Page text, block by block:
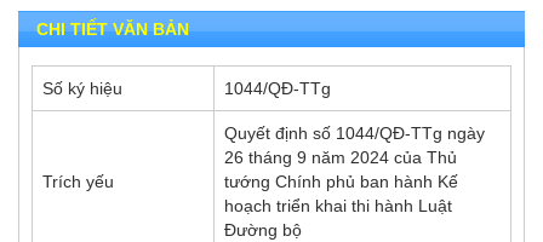
CHI TIẾT VĂN BẢN
Số ký hiệu 1044/QĐ-TTg
Trích yếu
Quyết định số 1044/QĐ-TTg ngày
26 tháng 9 năm 2024 của Thủ
tướng Chính phủ ban hành Kế
hoạch triển khai thi hành Luật
Đường bộ